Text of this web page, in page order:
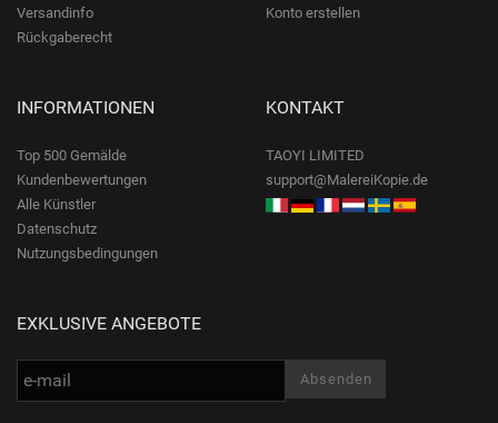
Versandinfo
Rückgaberecht
Konto erstellen
INFORMATIONEN
Top 500 Gemälde
Kundenbewertungen
Alle Künstler
Datenschutz
Nutzungsbedingungen
KONTAKT
TAOYI LIMITED
support@MalereiKopie.de
EXKLUSIVE ANGEBOTE